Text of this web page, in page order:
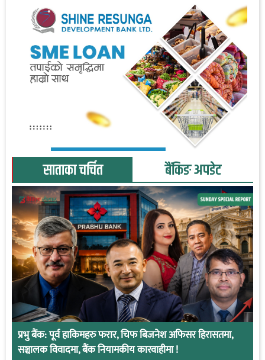
साताका चर्चित बैंकिङ अपडेट
प्रभु बैंक: पूर्व हाकिमहरु फरार, चिफ बिजनेश अफिसर हिरासतमा,
सञ्चालक विवादमा, बैंक नियामकीय कारवाहीमा !